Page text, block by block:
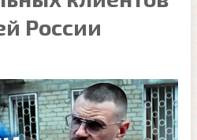
России